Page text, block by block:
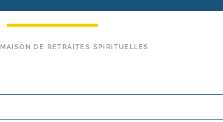
MAISON DE RETRAITES SPIRITUELLES